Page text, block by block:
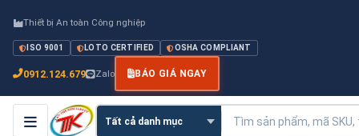
Thiết bị An toàn Công nghiệp
ISO 9001 LOTO CERTIFIED OSHA COMPLIANT
0912.124.679 Zalo BÁO GIÁ NGAY